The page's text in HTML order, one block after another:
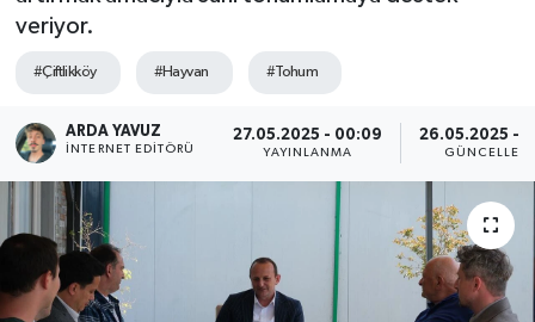
veriyor.
#Çiftlikköy #Hayvan #Tohum
ARDA YAVUZ
İNTERNET EDITÖRÜ
27.05.2025 - 00:09
YAYINLANMA
26.05.2025 -
ULUSAL
İLÇELERİMİZ
RESMİ İLAN